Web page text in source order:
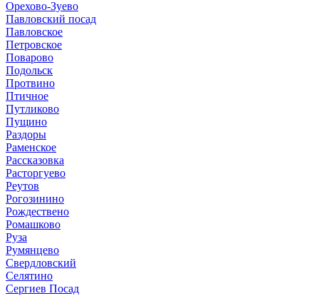
Орехово-Зуево
Павловский посад
Павловское
Петровское
Поварово
Подольск
Протвино
Птичное
Путликово
Пущино
Раздоры
Раменское
Рассказовка
Расторгуево
Реутов
Рогозинино
Рождествено
Ромашково
Руза
Румянцево
Свердловский
Селятино
Сергиев Посад